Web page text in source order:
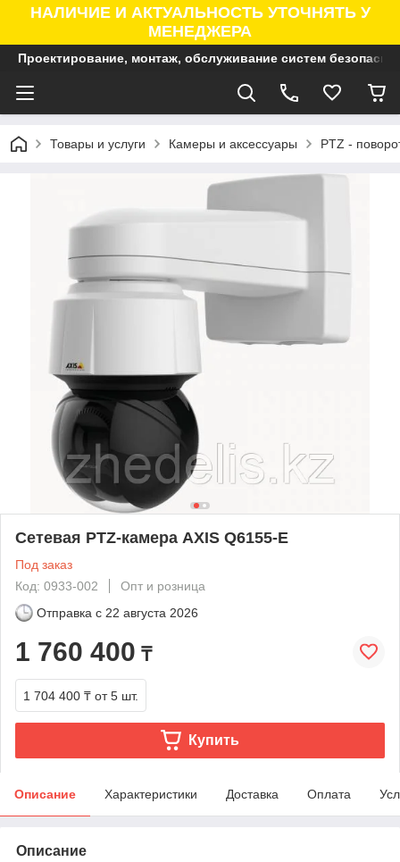
НАЛИЧИЕ И АКТУАЛЬНОСТЬ УТОЧНЯТЬ У
МЕНЕДЖЕРА
Проектирование, монтаж, обслуживание систем
Товары и услуги Камеры и аксессуары PTZ -
Сетевая PTZ-камера AXIS Q6155-E
Под заказ
Код: 0933-002
Опт и розница
Отправка с 22 августа 2026
1 760 400 ₸
1 704 400 ₸ от 5 шт.
Купить
Описание Характеристики Доставка Оплата
Описание